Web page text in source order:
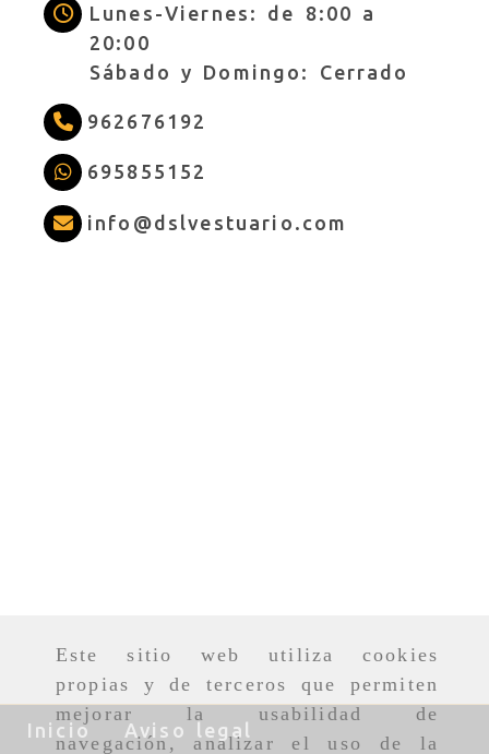
Este sitio web utiliza cookies
propias y de terceros que permiten
mejorar la usabilidad de
navegación, analizar el uso de la
Lunes-Viernes: de 8:00 a
20:00
Sábado y Domingo: Cerrado
962676192
695855152
info dslvestuario.com
Inicio Aviso legal